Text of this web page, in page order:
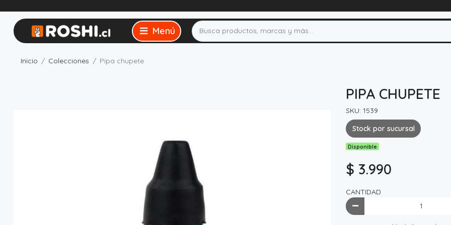
Inicio Colecciones Pipa chupete
PIPA CHUPETE
SKU: 1539
Stock por sucursal
Disponible
$ 3.990
CANTIDAD